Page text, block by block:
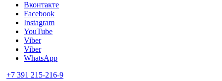
Вконтакте
Facebook
Instagram
YouTube
Viber
Viber
WhatsApp
+7 391 215-216-9